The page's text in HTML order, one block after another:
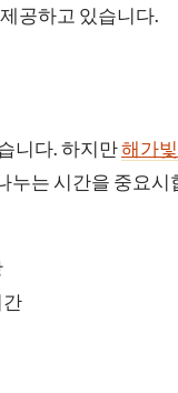
공하고 있습니다.
니다. 하지만해가
누는 시간을 중요시